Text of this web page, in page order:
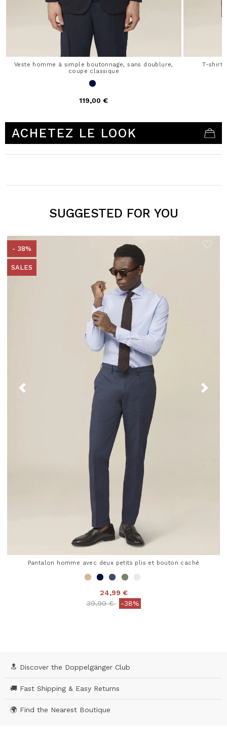
Veste homme à simple boutonnage, sans doublure,
coupe classique
119,00 €
T-shirt
ACHETEZ LE LOOK
SUGGESTED FOR YOU
- 38%
SALES
Pantalon homme avec deux petits plis et bouton caché
24,99 €
Price reduced from
39,99 €to-38%
🔝 Discover the Doppelgänger Club
🚚 Fast Shipping & Easy Returns
🌍 Find the Nearest Boutique